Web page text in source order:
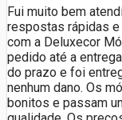
Fui muito bem
respostas rápidas
com a Deluxecor
pedido até a
do prazo e foi
nenhum dano. Os
bonitos e passam